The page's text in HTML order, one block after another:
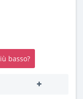
basso?